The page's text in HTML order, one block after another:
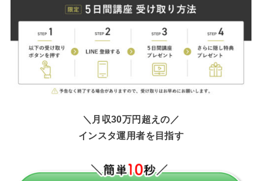
＼月収30万円超えの／
インスタ運用者を目指す